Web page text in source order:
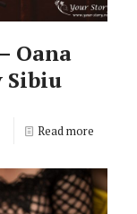
Oana
Sibiu
Read more